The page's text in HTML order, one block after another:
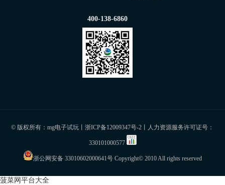
400-138-6860
© 版权所有：mg电子试玩丨 浙ICP备12009347号-2 丨人力资源服务许可证号：
330101000577
浙公网安备 33010602000641号 Copyright© 2010 All rights reserved
菠菜网平台大全